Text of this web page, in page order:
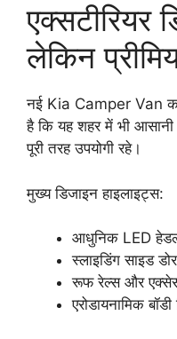
एक्सटीरियर
लेकिन
नई Kia Camper Van का
है कि यह शहर में भी
पूरी तरह उपयोगी रहे।
मुख्य डिजाइन हाइलाइट्स:
आधुनिक LED
स्लाइडिंग साइड डोर
रूफ रेल्स और
एरोडायनामिक